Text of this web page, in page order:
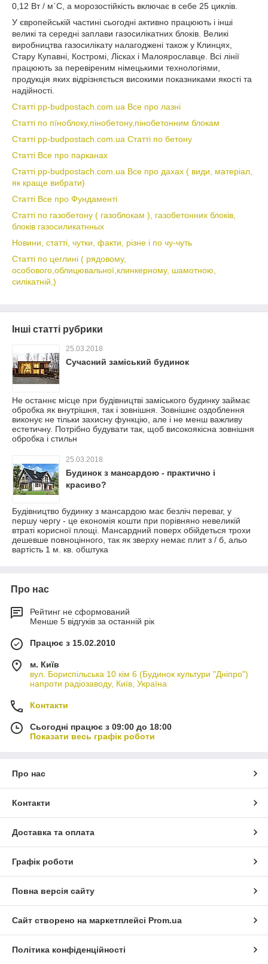
0,12 Вт / м`С, а морозостійкість включає в себе 25 циклів.
У європейській частині сьогодні активно працюють і інші
великі та середні заплави газосилікатних блоків. Великі
виробництва газосилікату налагоджені також у Клинцях,
Стару Купавні, Костромі, Лісках і Малоярославце. Всі лінії
працюють за перевіреним німецькими технологіями,
продукція яких відрізняється високими показниками якості та
надійності.
Статті pp-budpostach.com.ua Все про лазні
Статті по пїноблоку,пінобетону,пінобетонним блокам
Статті pp-budpostach.com.ua Статті по бетону
Статті Все про парканах
Статті pp-budpostach.com.ua Все про дахах ( види, матеріал,
як краще вибрати)
Статті Все про Фундаменті
Статті по газобетону ( газоблокам ), газобетонних блоків,
блоків газосиликатнных
Новини, статті, чутки, факти, різне і по чу-чуть
Статті по цеглині ( рядовому,
особового,облицювальної,клинкерному, шамотною,
силікатній,)
Інші статті рубрики
25.03.2018
Сучасний заміський будинок
Не останнє місце при будівництві заміського будинку займає
обробка як внутрішня, так і зовнішня. Зовнішнє оздоблення
виконує не тільки захисну функцію, але і не менш важливу
естетичну. Потрібно будувати так, щоб високоякісна зовнішня
обробка і стильн
25.03.2018
Будинок з мансардою - практично і
красиво?
Будівництво будинку з мансардою має безліч переваг, у
першу чергу - це економія кошти при порівняно невеликій
втраті корисної площі. Мансардний поверх обійдеться трохи
дешевше повноцінного, так як зверху немає плит з / б, альо
вартість 1 м. кв. обштука
Про нас
Рейтинг не сформований
Менше 5 відгуків за останній рік
Працює з 15.02.2010
м. Київ
вул. Бориспільська 10 кім 6 (Будинок культури "Дніпро")
напроти радіозаводу, Київ, Україна
Контакти
Сьогодні працює з 09:00 до 18:00
Показати весь графік роботи
Про нас
Контакти
Доставка та оплата
Графік роботи
Повна версія сайту
Сайт створено на маркетплейсі Prom.ua
Політика конфіденційності